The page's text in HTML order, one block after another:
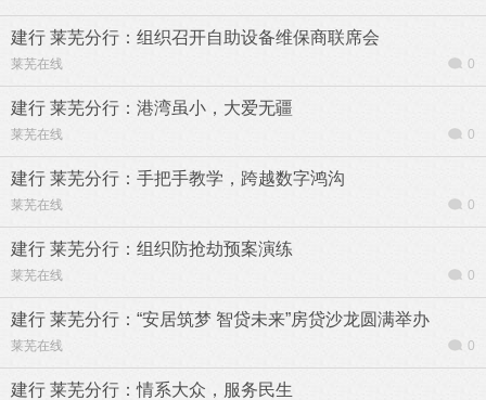
建行 莱芜分行：组织召开自助设备维保商联席会
莱芜在线 0
建行 莱芜分行：港湾虽小，大爱无疆
莱芜在线 0
建行 莱芜分行：手把手教学，跨越数字鸿沟
莱芜在线 0
建行 莱芜分行：组织防抢劫预案演练
莱芜在线 0
建行 莱芜分行：“安居筑梦 智贷未来”房贷沙龙圆满举办
莱芜在线 0
建行 莱芜分行：情系大众，服务民生